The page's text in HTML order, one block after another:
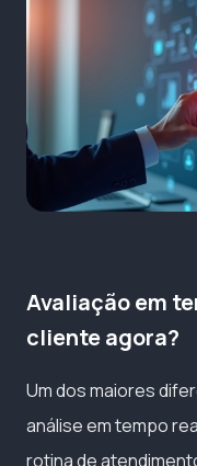
Avaliação em
cliente agora?
Um dos maiores
análise em tempo
rotina de